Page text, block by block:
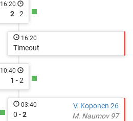
16:20
2- 2
16:20
Timeout
10:40
1 - 2
V. Koponen 26
M. Naumov 97
03:40
0 -2